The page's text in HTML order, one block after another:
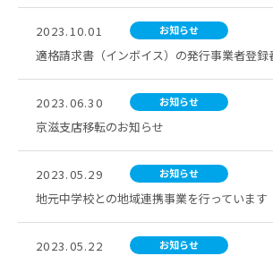
2023.10.01 お知らせ
適格請求書（インボイス）の発行事業者登録
2023.06.30 お知らせ
京滋支店移転のお知らせ
2023.05.29 お知らせ
地元中学校との地域連携事業を行っています
2023.05.22 お知らせ